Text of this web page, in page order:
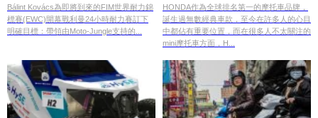
Bálint Kovács為即將到來的FIM世界耐力錦
標賽(EWC)開幕戰利曼24小時耐力賽訂下
明確目標：帶領由Moto-Jungle支持的...
消息曝光？
HONDA作為全球排名第一的摩托車品牌，
誕生過無數經典車款，至今在許多人的心目
中都佔有重要位置，而在很多人不太關注的
mini摩托車方面，H...